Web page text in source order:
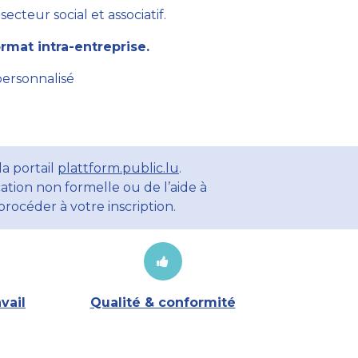
social et associatif.
intra-entreprise.
portail plattform.public.lu.
non formelle ou de l’aide à
à votre inscription.
Qualité & conformité